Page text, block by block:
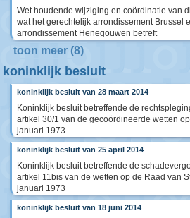
Wet houdende wijziging en coördinatie van
wat het gerechtelijk arrondissement Brussel
arrondissement Henegouwen betreft
toon meer (8)
koninklijk besluit
koninklijk besluit van 28 maart 2014
Koninklijk besluit betreffende de
artikel 30/1 van de gecoördineerde wetten
januari 1973
koninklijk besluit van 25 april 2014
Koninklijk besluit betreffende de
artikel 11bis van de wetten op de Raad van
januari 1973
koninklijk besluit van 18 juni 2014